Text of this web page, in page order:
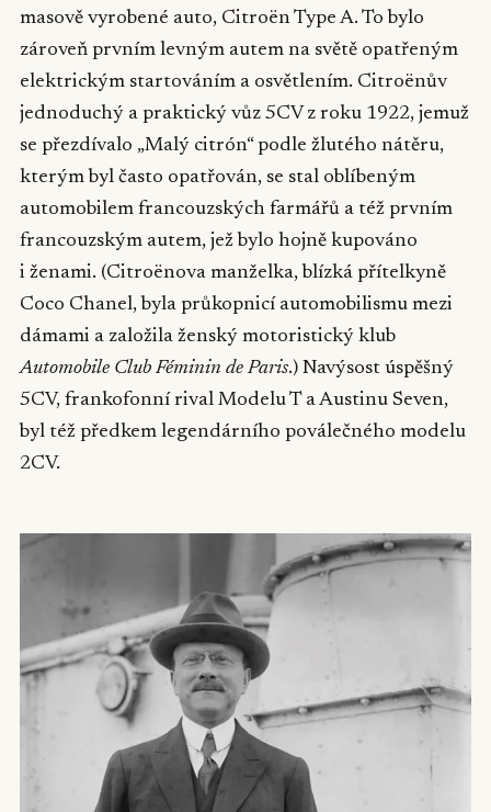
masově vyrobené auto, Citroën Type A. To bylo
zároveň prvním levným autem na světě opatřeným
elektrickým startováním a osvětlením. Citroënův
jednoduchý a praktický vůz 5CV z roku 1922, jemuž
se přezdívalo „Malý citrón“ podle žlutého nátěru,
kterým byl často opatřován, se stal oblíbeným
automobilem francouzských farmářů a též prvním
francouzským autem, jež bylo hojně kupováno
i ženami. (Citroënova manželka, blízká přítelkyně
Coco Chanel, byla průkopnicí automobilismu mezi
dámami a založila ženský motoristický klub
Automobile Club Féminin de Paris.) Navýsost úspěšný
5CV, frankofonní rival Modelu T a Austinu Seven,
byl též předkem legendárního poválečného modelu
2CV.